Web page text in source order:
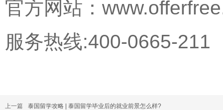
官方网站：
服务热线:400-0665-211
上一篇 泰国留学攻略 | 泰国留学毕业后的就业前景怎么样?